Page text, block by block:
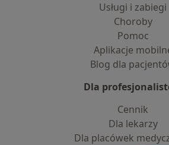
Usługi i zabiegi
Choroby
Pomoc
Aplikacje
Blog dla
Dla
Cennik
Dla lekarzy
Dla placówek